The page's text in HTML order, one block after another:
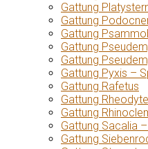
Gattung
Gattung
Gattung
Gattung
Gattung
Gattung Pyxis –
Gattung Rafetus
Gattung
Gattung
Gattung Sacalia
Gattung